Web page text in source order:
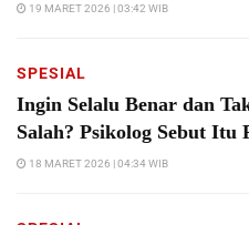
19 MARET 2026 | 03:42 WIB
SPESIAL
Ingin Selalu Benar dan
Salah? Psikolog Sebut Itu
18 MARET 2026 | 04:34 WIB